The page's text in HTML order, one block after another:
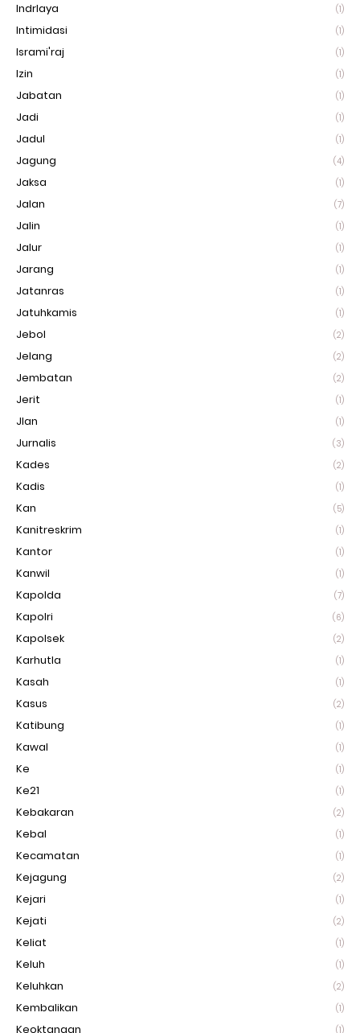
Indrlaya (1)
Intimidasi (1)
Isrami'raj (1)
Izin (1)
Jabatan (1)
Jadi (1)
Jadul (1)
Jagung (4)
Jaksa (1)
Jalan (7)
Jalin (1)
Jalur (1)
Jarang (1)
Jatanras (1)
Jatuhkamis (1)
Jebol (2)
Jelang (2)
Jembatan (2)
Jerit (1)
Jlan (1)
Jurnalis (3)
Kades (2)
Kadis (1)
Kan (5)
Kanitreskrim (1)
Kantor (1)
Kanwil (1)
Kapolda (7)
Kapolri (6)
Kapolsek (2)
Karhutla (1)
Kasah (1)
Kasus (2)
Katibung (1)
Kawal (1)
Ke (1)
Ke21 (1)
Kebakaran (2)
Kebal (1)
Kecamatan (1)
Kejagung (2)
Kejari (1)
Kejati (2)
Keliat (1)
Keluh (1)
Keluhkan (2)
Kembalikan (1)
Keoktangan (1)